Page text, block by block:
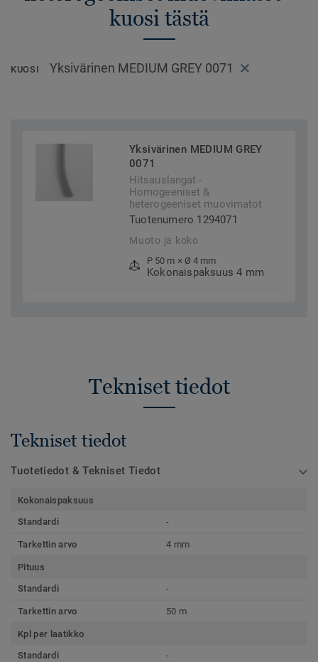
kuosi tästä
KUOSI Yksivärinen MEDIUM GREY 0071
Yksivärinen MEDIUM GREY
0071
Hitsauslangat -
Homogeeniset &
heterogeeniset muovimatot
Tuotenumero 1294071
Muoto ja koko
P 50 m × Ø 4 mm
Kokonaispaksuus 4 mm
Tekniset tiedot
Tekniset tiedot
Tuotetiedot & Tekniset Tiedot
Kokonaispaksuus
Standardi
-
Tarkettin arvo 4 mm
Pituus
Standardi
-
Tarkettin arvo 50 m
Kpl per laatikko
Standardi
-